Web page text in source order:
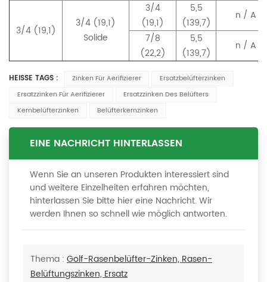
3/4 (19,1)
3/4 (19,1)
Solide
3/4
(19,1)
5,5
(139,7)
n / A
7/8
(22,2)
5,5
(139,7)
n / A
HEISSE TAGS : Zinken Für Aerifizierer
Ersatzbelüfterzinken
Ersatzzinken Für Aerifizierer
Ersatzzinken Des Belüfters
Kernbelüfterzinken
Belüfterkernzinken
EINE NACHRICHT HINTERLASSEN
Wenn Sie an unseren Produkten interessiert sind
und weitere Einzelheiten erfahren möchten,
hinterlassen Sie bitte hier eine Nachricht. Wir
werden Ihnen so schnell wie möglich antworten.
Thema : Golf-Rasenbelüfter-Zinken, Rasen-
Belüftungszinken, Ersatz